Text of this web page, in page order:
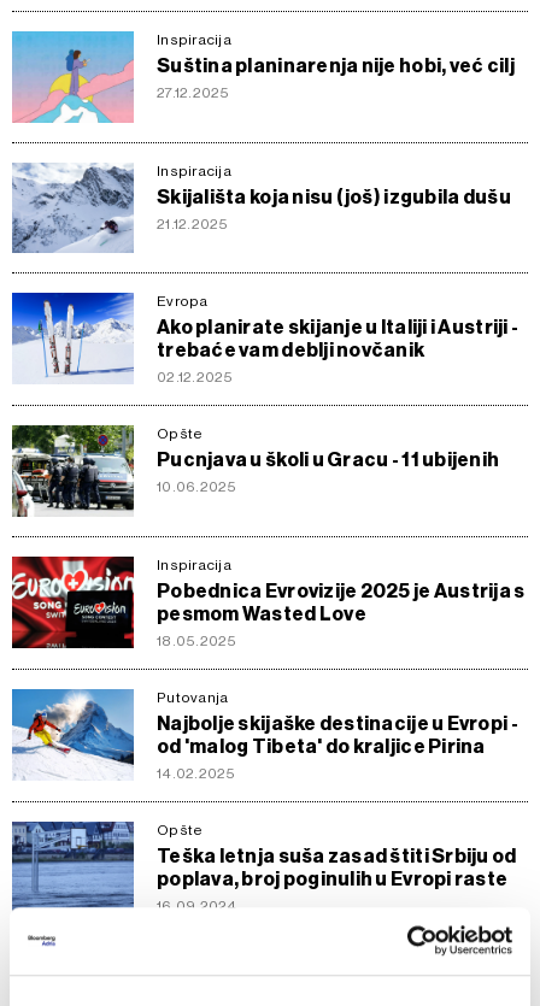
Inspiracija
Suština planinarenja nije hobi, već cilj
27.12.2025
Inspiracija
Skijališta koja nisu (još) izgubila dušu
21.12.2025
Evropa
Ako planirate skijanje u Italiji i Austriji -
trebaće vam deblji novčanik
02.12.2025
Opšte
Pucnjava u školi u Gracu - 11 ubijenih
10.06.2025
Inspiracija
Pobednica Evrovizije 2025 je Austrija s
pesmom Wasted Love
18.05.2025
Putovanja
Najbolje skijaške destinacije u Evropi -
od 'malog Tibeta' do kraljice Pirina
14.02.2025
Opšte
Teška letnja suša zasad štiti Srbiju od
poplava, broj poginulih u Evropi raste
16.09.2024